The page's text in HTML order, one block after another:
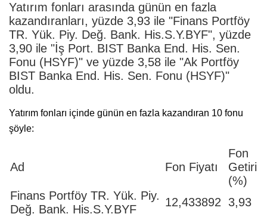
Yatırım fonları arasında günün en fazla
kazandıranları, yüzde 3,93 ile "Finans Portföy
TR. Yük. Piy. Değ. Bank. His.S.Y.BYF", yüzde
3,90 ile "İş Port. BIST Banka End. His. Sen.
Fonu (HSYF)" ve yüzde 3,58 ile "Ak Portföy
BIST Banka End. His. Sen. Fonu (HSYF)"
oldu.
Yatırım fonları içinde günün en fazla kazandıran 10 fonu
şöyle:
Ad Fon Fiyatı
Fon
Getiri
(%)
Finans Portföy TR. Yük. Piy.
Değ. Bank. His.S.Y.BYF
12,433892
3,93